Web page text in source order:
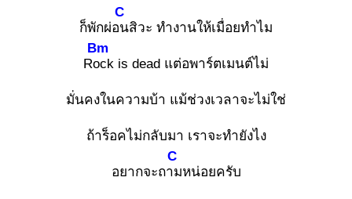
ก็พักผ่อน
C
สิวะ ทำงานให้เมื่อยทำไม
Roc
Bm
k is dead แต่อพาร์ตเมนต์ไม่
มั่นคงในความบ้า แม้ช่วงเวลาจะไม่ใช่
ถ้าร็อคไม่กลับมา เราจะทำยังไง
อยากจะถาม
C
หน่อยครับ